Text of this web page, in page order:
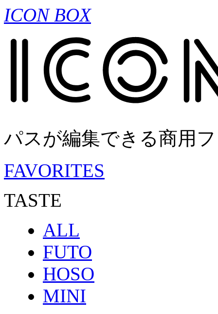
ICON BOX
パスが編集できる商用
FAVORITES
TASTE
ALL
FUTO
HOSO
MINI